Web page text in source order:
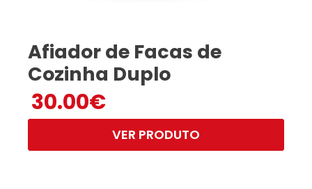
Afiador de Facas de
Cozinha Duplo
30.00€
VER PRODUTO